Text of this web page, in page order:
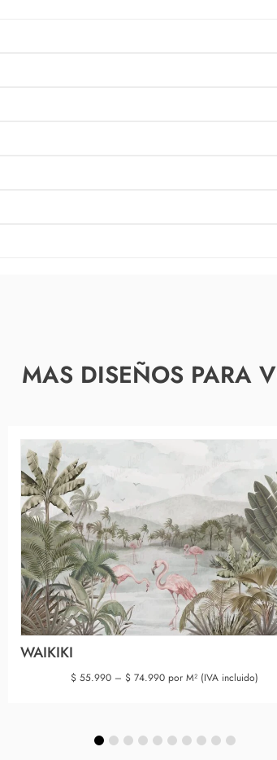
MAS DISEÑOS PARA
WAIKIKI
$ 55.990 – $ 74.990 por M² (IVA incluido)